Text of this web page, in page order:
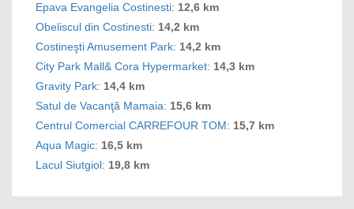
Epava Evangelia Costinesti: 12,6 km
Obeliscul din Costinesti: 14,2 km
Costineşti Amusement Park: 14,2 km
City Park Mall& Cora Hypermarket: 14,3 km
Gravity Park: 14,4 km
Satul de Vacanţă Mamaia: 15,6 km
Centrul Comercial CARREFOUR TOM: 15,7 km
Aqua Magic: 16,5 km
Lacul Siutgiol: 19,8 km